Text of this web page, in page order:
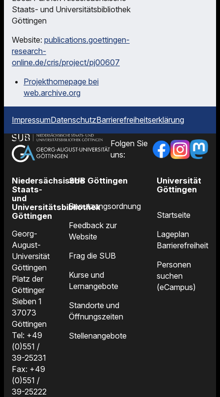
Staats- und Universitätsbibliothek
Göttingen
Website: publications.goettingen-
research-
online.de/cris/project/pj00607
Projekthomepage bei
web.archive.org
ImpressumDatenschutzBarrierefreiheitserklärung
Folgen Sie
uns:
Niedersächsische
Staats-
und
Universitätsbibliothek
Göttingen
Georg-
August-
Universität
Göttingen
Platz der
Göttinger
Sieben 1
37073
Göttingen
Tel: +49
(0)551 /
39-25231
Fax: +49
(0)551 /
39-25222
SUB Göttingen
Benutzungsordnung
Feedback zur
Website
Frag die SUB
Kurse und
Lernangebote
Standorte und
Öffnungszeiten
Stellenangebote
Universität
Göttingen
Startseite
Lageplan
Barrierefreiheit
Personen
suchen
(eCampus)